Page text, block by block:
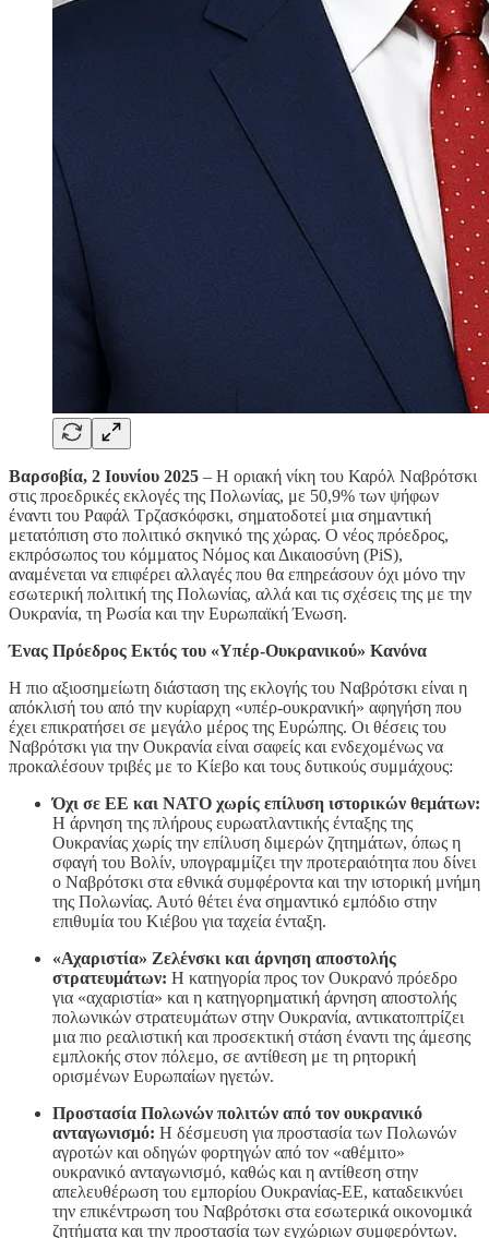
Βαρσοβία, 2 Ιουνίου 2025 – Η οριακή νίκη του Καρόλ Ναβρότσκι
στις προεδρικές εκλογές της Πολωνίας, με 50,9% των ψήφων
έναντι του Ραφάλ Τρζασκόφσκι, σηματοδοτεί μια σημαντική
μετατόπιση στο πολιτικό σκηνικό της χώρας. Ο νέος πρόεδρος,
εκπρόσωπος του κόμματος Νόμος και Δικαιοσύνη (PiS),
αναμένεται να επιφέρει αλλαγές που θα επηρεάσουν όχι μόνο την
εσωτερική πολιτική της Πολωνίας, αλλά και τις σχέσεις της με την
Ουκρανία, τη Ρωσία και την Ευρωπαϊκή Ένωση.
Ένας Πρόεδρος Εκτός του «Υπέρ-Ουκρανικού» Κανόνα
Η πιο αξιοσημείωτη διάσταση της εκλογής του Ναβρότσκι είναι η
απόκλισή του από την κυρίαρχη «υπέρ-ουκρανική» αφηγήση που
έχει επικρατήσει σε μεγάλο μέρος της Ευρώπης. Οι θέσεις του
Ναβρότσκι για την Ουκρανία είναι σαφείς και ενδεχομένως να
προκαλέσουν τριβές με το Κίεβο και τους δυτικούς συμμάχους:
Όχι σε ΕΕ και ΝΑΤΟ χωρίς επίλυση ιστορικών θεμάτων:
Η άρνηση της πλήρους ευρωατλαντικής ένταξης της
Ουκρανίας χωρίς την επίλυση διμερών ζητημάτων, όπως η
σφαγή του Βολίν, υπογραμμίζει την προτεραιότητα που δίνει
ο Ναβρότσκι στα εθνικά συμφέροντα και την ιστορική μνήμη
της Πολωνίας. Αυτό θέτει ένα σημαντικό εμπόδιο στην
επιθυμία του Κιέβου για ταχεία ένταξη.
«Αχαριστία» Ζελένσκι και άρνηση αποστολής
στρατευμάτων: Η κατηγορία προς τον Ουκρανό πρόεδρο
για «αχαριστία» και η κατηγορηματική άρνηση αποστολής
πολωνικών στρατευμάτων στην Ουκρανία, αντικατοπτρίζει
μια πιο ρεαλιστική και προσεκτική στάση έναντι της άμεσης
εμπλοκής στον πόλεμο, σε αντίθεση με τη ρητορική
ορισμένων Ευρωπαίων ηγετών.
Προστασία Πολωνών πολιτών από τον ουκρανικό
ανταγωνισμό: Η δέσμευση για προστασία των Πολωνών
αγροτών και οδηγών φορτηγών από τον «αθέμιτο»
ουκρανικό ανταγωνισμό, καθώς και η αντίθεση στην
απελευθέρωση του εμπορίου Ουκρανίας-ΕΕ, καταδεικνύει
την επικέντρωση του Ναβρότσκι στα εσωτερικά οικονομικά
ζητήματα και την προστασία των εγχώριων συμφερόντων.